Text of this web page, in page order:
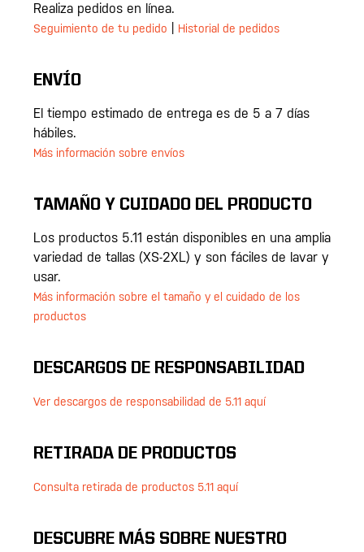
Realiza pedidos en línea.
Seguimiento de tu pedido Historial de pedidos
ENVÍO
El tiempo estimado de entrega es de 5 a 7 días
hábiles.
Más información sobre envíos
TAMAÑO Y CUIDADO DEL PRODUCTO
Los productos 5.11 están disponibles en una amplia
variedad de tallas (XS-2XL) y son fáciles de lavar y
usar.
Más información sobre el tamaño y el cuidado de los
productos
DESCARGOS DE RESPONSABILIDAD
Ver descargos de responsabilidad de 5.11 aquí
RETIRADA DE PRODUCTOS
Consulta retirada de productos 5.11 aquí
DESCUBRE MÁS SOBRE NUESTRO